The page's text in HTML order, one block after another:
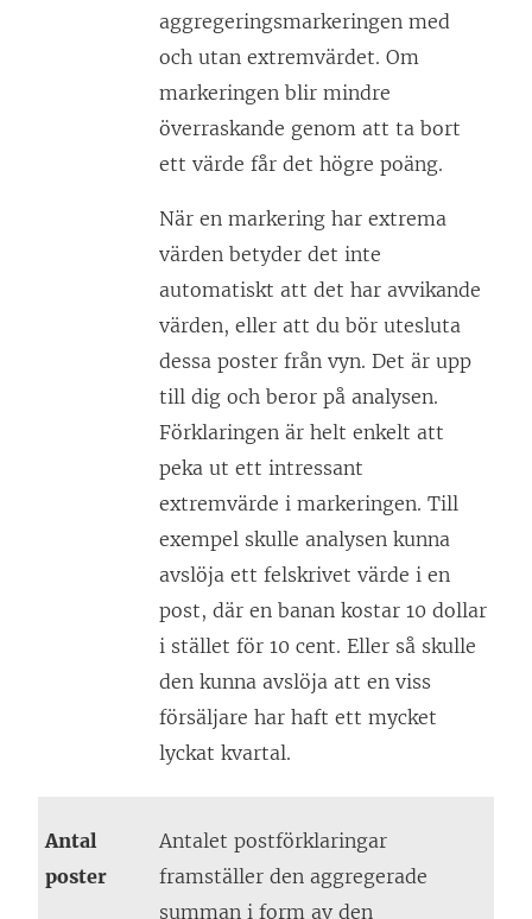
aggregeringsmarkeringen med
och utan extremvärdet. Om
markeringen blir mindre
överraskande genom att ta bort
ett värde får det högre poäng.
När en markering har extrema
värden betyder det inte
automatiskt att det har avvikande
värden, eller att du bör utesluta
dessa poster från vyn. Det är upp
till dig och beror på analysen.
Förklaringen är helt enkelt att
peka ut ett intressant
extremvärde i markeringen. Till
exempel skulle analysen kunna
avslöja ett felskrivet värde i en
post, där en banan kostar 10 dollar
i stället för 10 cent. Eller så skulle
den kunna avslöja att en viss
försäljare har haft ett mycket
lyckat kvartal.
Antal
poster
Antalet postförklaringar
framställer den aggregerade
summan i form av den